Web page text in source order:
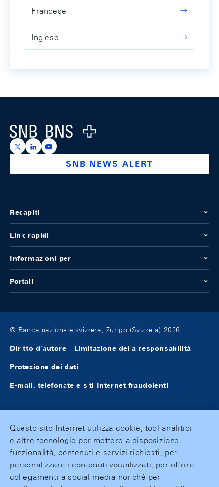
Francese
Inglese
Logo
https://x.com/snb_bns
https://ch.linkedin.com/company/swiss-national-
https://www.youtube.com/@swissnationalbank
SNB NEWS ALERT
Recapiti
Link rapidi
Informazioni per
Portali
© Banca nazionale svizzera, Zurigo (Svizzera) 2026
Diritto d'autore Limitazione della responsabilità
Protezione dei dati
E-mail, telefonate e siti Internet fraudolenti
Questo sito Internet utilizza cookie, tool analitici
e altre tecnologie per mettere a disposizione
funzionalità, contenuti e servizi richiesti, per
personalizzare i contenuti visualizzati, per offrire
collegamenti a social media nonché per